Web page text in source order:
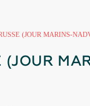
(JOUR MARINS-
(JOUR